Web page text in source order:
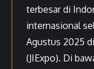
terbesar di
internasional
Agustus 2025
(JIExpo). Di